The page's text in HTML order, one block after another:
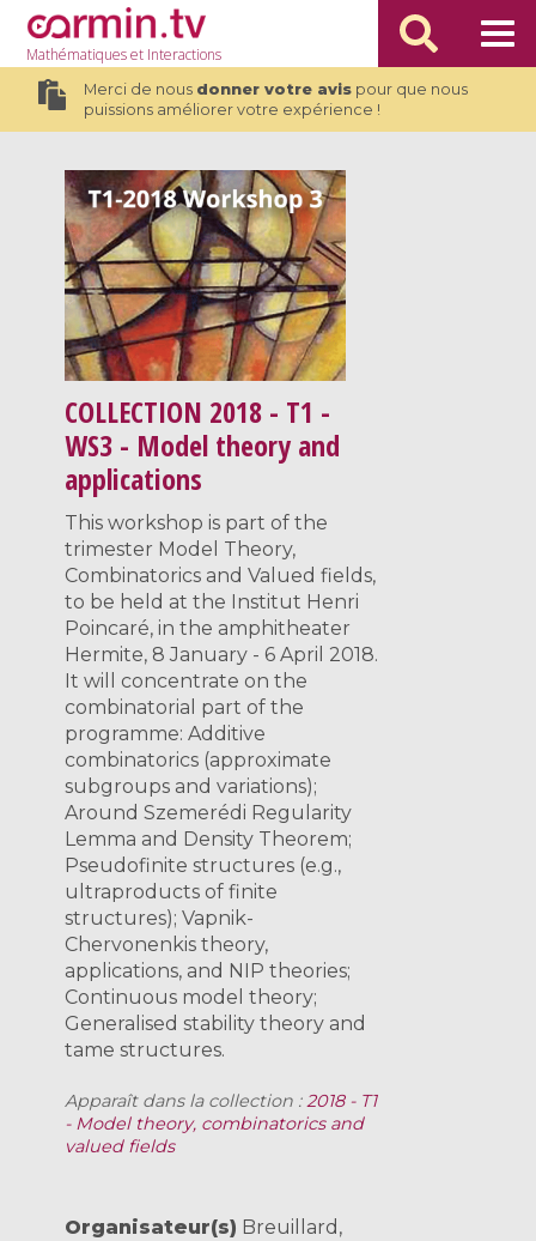
Mathématiqueset Interactions
Merci de nous donner votre avispour que nous
puissions améliorer votre expérience !
COLLECTION 2018 - T1 -
WS3 - Model theory and
applications
This workshop is part of the
trimester Model Theory,
Combinatorics and Valued fields,
to be held at the Institut Henri
Poincaré, in the amphitheater
Hermite, 8 January - 6 April 2018.
It will concentrate on the
combinatorial part of the
programme: Additive
combinatorics (approximate
subgroups and variations);
Around Szemerédi Regularity
Lemma and Density Theorem;
Pseudofinite structures (e.g.,
ultraproducts of finite
structures); Vapnik-
Chervonenkis theory,
applications, and NIP theories;
Continuous model theory;
Generalised stability theory and
tame structures.
Apparaît dans la collection :2018 - T1
- Model theory, combinatorics and
valued fields
Organisateur(s) Breuillard,